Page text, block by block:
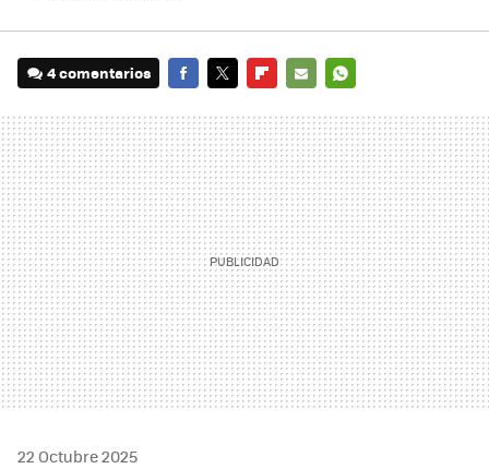
4 comentarios
MAIL
22 Octubre 2025